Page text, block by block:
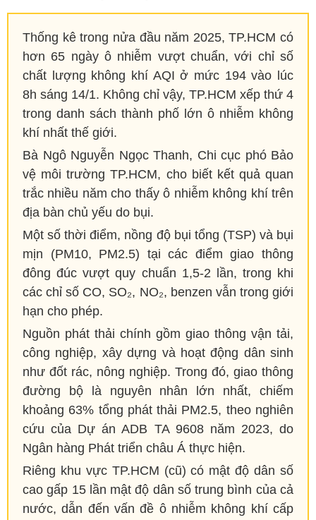
Thống kê trong nửa đầu năm 2025, TP.HCM có
hơn 65 ngày ô nhiễm vượt chuẩn, với chỉ số
chất lượng không khí AQI ở mức 194 vào lúc
8h sáng 14/1. Không chỉ vậy, TP.HCM xếp thứ 4
trong danh sách thành phố lớn ô nhiễm không
khí nhất thế giới.
Bà Ngô Nguyễn Ngọc Thanh, Chi cục phó Bảo
vệ môi trường TP.HCM, cho biết kết quả quan
trắc nhiều năm cho thấy ô nhiễm không khí trên
địa bàn chủ yếu do bụi.
Một số thời điểm, nồng độ bụi tổng (TSP) và bụi
mịn (PM10, PM2.5) tại các điểm giao thông
đông đúc vượt quy chuẩn 1,5-2 lần, trong khi
các chỉ số CO, SO₂, NO₂, benzen vẫn trong giới
hạn cho phép.
Nguồn phát thải chính gồm giao thông vận tải,
công nghiệp, xây dựng và hoạt động dân sinh
như đốt rác, nông nghiệp. Trong đó, giao thông
đường bộ là nguyên nhân lớn nhất, chiếm
khoảng 63% tổng phát thải PM2.5, theo nghiên
cứu của Dự án ADB TA 9608 năm 2023, do
Ngân hàng Phát triển châu Á thực hiện.
Riêng khu vực TP.HCM (cũ) có mật độ dân số
cao gấp 15 lần mật độ dân số trung bình của cả
nước, dẫn đến vấn đề ô nhiễm không khí cấp